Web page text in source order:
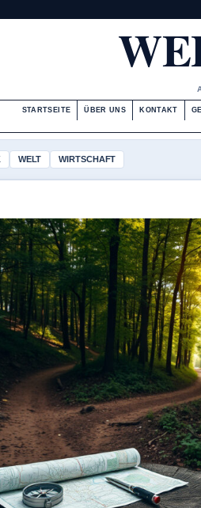
STARTSEITE ÜBER UNS KONTAKT
WELT WIRTSCHAFT